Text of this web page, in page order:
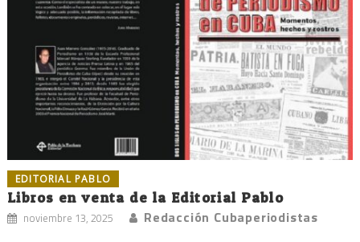
EDITORIAL PABLO
Libros en venta de la Editorial Pablo
noviembre 13, 2025 Redacción Cubaperiodistas